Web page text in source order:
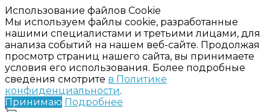
Использование файлов Cookie
Мы используем файлы cookie, разработанные
нашими специалистами и третьими лицами, для
анализа событий на нашем веб-сайте. Продолжая
просмотр страниц нашего сайта, вы принимаете
условия его использования. Более подробные
сведения смотрите в Политике
конфиденциальности.
Принимаю Подробнее